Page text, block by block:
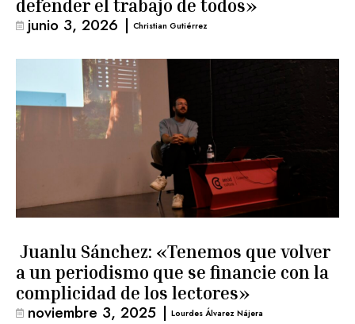
defender el trabajo de todos»
junio 3, 2026 | Christian Gutiérrez
Juanlu Sánchez: «Tenemos que volver
a un periodismo que se financie con la
complicidad de los lectores»
noviembre 3, 2025 | Lourdes Álvarez Nájera